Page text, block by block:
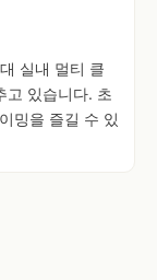
실내 멀티 클
고 있습니다. 초
밍을 즐길 수 있